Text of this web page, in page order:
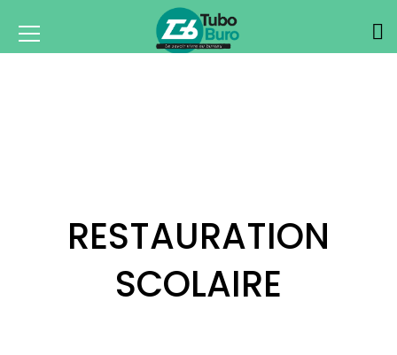
RESTAURATION
SCOLAIRE